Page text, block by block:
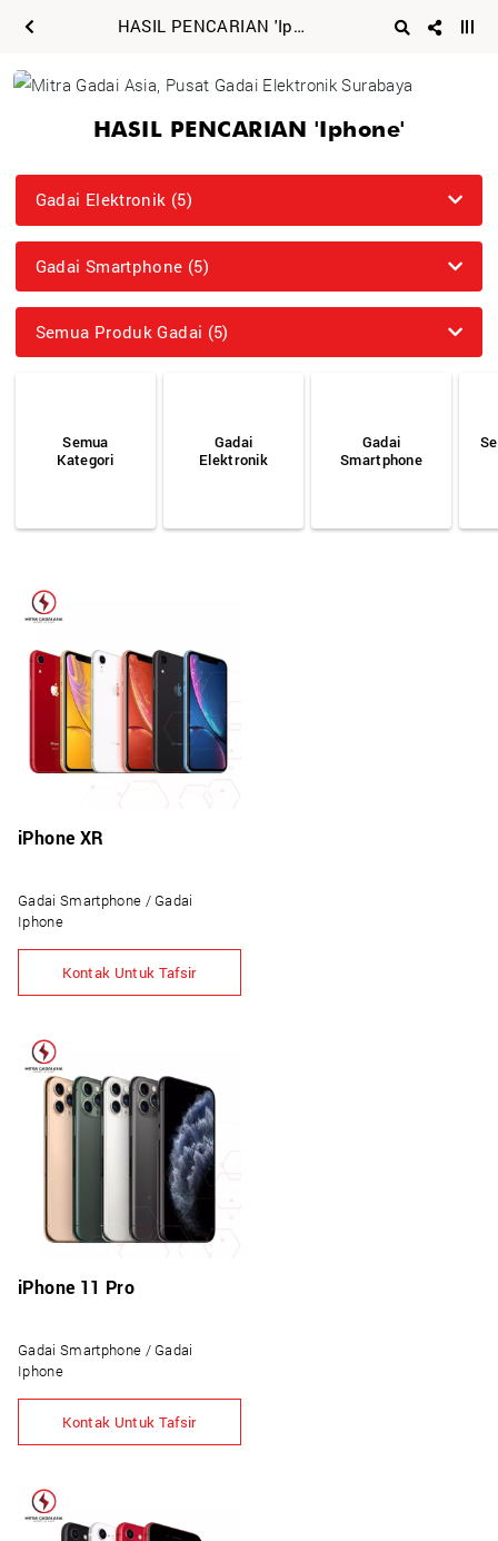
HASIL PENCARIAN 'Iphone'
HASIL PENCARIAN 'Iphone'
Gadai Elektronik (5)
Gadai Smartphone (5)
Semua Produk Gadai (5)
Semua
Kategori
Gadai
Elektronik
Gadai
Smartphone
iPhone XR
Gadai Smartphone / Gadai
Iphone
Kontak Untuk Tafsir
iPhone 11 Pro
Gadai Smartphone / Gadai
Iphone
Kontak Untuk Tafsir